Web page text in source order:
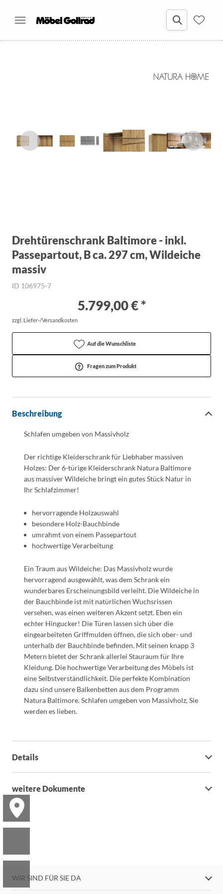
Drehtürenschrank Baltimore - inkl.
Passepartout, B ca. 297 cm, Wildeiche
massiv
ID 106975-7
5.799,00 € *
zzgl. Liefer-/Versandkosten
Auf die Wunschliste
Fragen zum Produkt
Beschreibung
Schlafen umgeben von Massivholz
Der richtige Kleiderschrank für Liebhaber massiven
Holzes: Der 6-türige Kleiderschrank Natura Baltimore
aus massiver Wildeiche bringt ein gutes Stück Natur in
Ihr Schlafzimmer!
hervorragende Holzauswahl
besondere Holz-Bauchbinde
umrahmt von einem Passepartout
hochwertige Verarbeitung
Ein Traum aus Wildeiche: Das Massivholz wurde
hervorragend ausgewählt, was dem Schrank ein
wunderbares Erscheinungsbild verleiht. Die Wildeiche in
der Bauchbinde ist mit natürlichen Wuchsrissen
versehen, was einen weiteren Akzent setzt. Eben ein
echter Hingucker! Die Türen lassen sich über die
eingearbeiteten Griffmulden öffnen, die sich ober- und
unterhalb der Bauchbinde befinden. Mit seinen knapp 3
Metern bietet der Schrank allerlei Stauraum für Ihre
Kleidung. Die hochwertige Verarbeitung des Möbels ist
eine Selbstverständlichkeit. Die perfekte Kombination
dazu sind unsere Balkenbetten aus dem Programm
Natura Baltimore. Schlafen umgeben von Massivholz, Sie
werden es lieben.
Details
weitere Dokumente
WIR SIND FÜR SIE DA